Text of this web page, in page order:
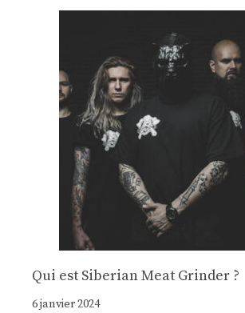
Qui est Siberian Meat Grinder ?
6 janvier 2024